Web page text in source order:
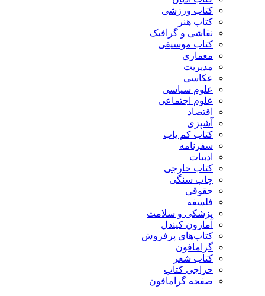
کتاب ورزشی
کتاب هنر
نقاشی و گرافیک
کتاب موسیقی
معماری
مدیریت
عکاسی
علوم سیاسی
علوم اجتماعی
اقتصاد
آشپزی
کتاب کم یاب
سفرنامه
ادبیات
کتاب خارجی
چاپ سنگی
حقوقی
فلسفه
پزشکی و سلامت
آمازون کیندل
کتاب‌های پرفروش
گرامافون
کتاب شعر
حراجی کتاب
صفحه گرامافون